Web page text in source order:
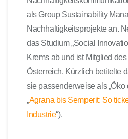
als Group Sustainability
Nachhaltigkeitsprojekte an.
das Studium „Social
Krems ab und ist Mitglied
Österreich. Kürzlich betitelte
sie passenderweise als „Öko
„Agrana bis Semperit: So
Industrie“).